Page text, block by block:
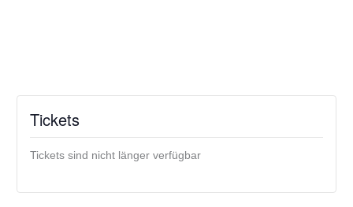
Tickets
Tickets sind nicht länger verfügbar